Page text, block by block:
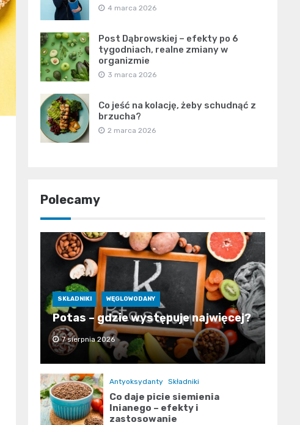
4 marca 2026
Post Dąbrowskiej – efekty po 6
tygodniach, realne zmiany w
organizmie
3 marca 2026
Co jeść na kolację, żeby schudnąć z
brzucha?
2 marca 2026
Polecamy
SKŁADNIKI WĘGLOWODANY
Potas – gdzie występuje najwięcej?
7 sierpnia 2026
Antyoksydanty Składniki
Co daje picie siemienia
lnianego – efekty i
zastosowanie